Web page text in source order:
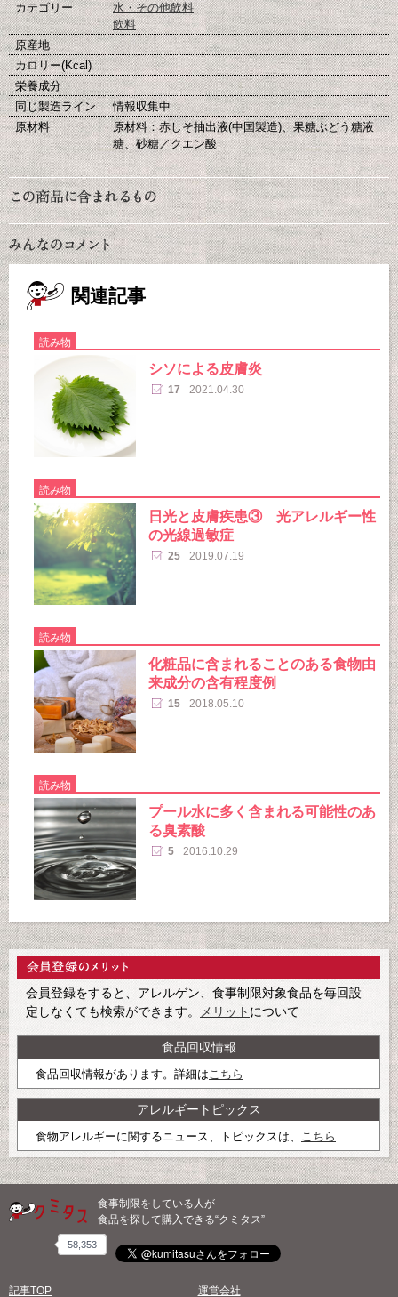
カテゴリー
水・その他飲料
飲料
原産地
カロリー(Kcal)
栄養成分
同じ製造ライン
情報収集中
原材料
原材料：赤しそ抽出液(中国製造)、果糖ぶどう糖液
糖、砂糖／クエン酸
関連記事
読み物
シソによる皮膚炎
17 2021.04.30
読み物
日光と皮膚疾患③ 光アレルギー性
の光線過敏症
25 2019.07.19
読み物
化粧品に含まれることのある食物由
来成分の含有程度例
15 2018.05.10
読み物
プール水に多く含まれる可能性のあ
る臭素酸
5 2016.10.29
会員登録をすると、アレルゲン、食事制限対象食品を毎回設
定しなくても検索ができます。
メリット について
食品回収情報
食品回収情報があります。詳細はこちら
アレルギートピックス
食物アレルギーに関するニュース、トピックスは、 こちら
食事制限をしている人が
食品を探して購入できる“クミタス”
58,353
記事TOP 運営会社